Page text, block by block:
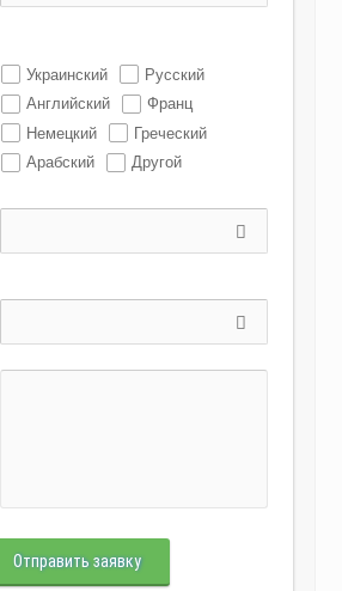
Украинский
Русский
Английский
Франц
Немецкий
Греческий
Арабский
Другой
Отправить заявку